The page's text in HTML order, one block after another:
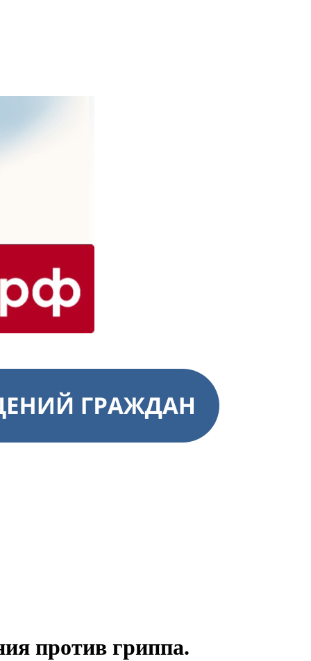
против гриппа.